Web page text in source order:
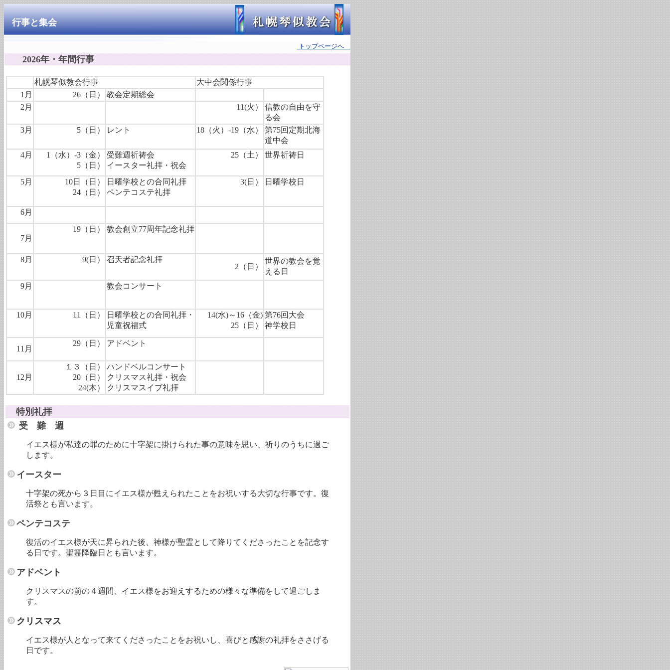
行事と集会
トップページへ
2026年・年間行事
札幌琴似教会行事
大中会関係行事
1月
26（日）
教会定期総会
2月
11(火）
信教の自由を守
る会
3月
5（日） レント 18（火）-19（水）
第75回定期北海
道中会
4月
1（水）-3（金）
5（日）
受難週祈祷会
イースター礼拝・祝会
25（土） 世界祈祷日
5月
10日（日）
24（日）
日曜学校との合同礼拝
ペンテコステ礼拝
3(日） 日曜学校日
6月
7月
19（日） 教会創立77周年記念礼拝
8月 9(日）
召天者記念礼拝
2（日）
世界の教会を覚
える日
9月
教会コンサート
10月 11（日）
日曜学校との合同礼拝・
児童祝福式
14(水)～16（金)
25（日）
第76回大会
神学校日
11月
29（日） アドベント
12月
１３（日）
20（日）
24(木）
ハンドベルコンサート
クリスマス礼拝・祝会
クリスマスイブ礼拝
特別礼拝
受 難 週
イエス様が私達の罪のために十字架に掛けられた事の意味を思い、祈りのうちに過ご
します。
イースター
十字架の死から３日目にイエス様が甦えられたことをお祝いする大切な行事です。復
活祭とも言います。
ペンテコステ
復活のイエス様が天に昇られた後、神様が聖霊として降りてくださったことを記念す
る日です。聖霊降臨日とも言います。
アドベント
クリスマスの前の４週間、イエス様をお迎えするための様々な準備をして過ごしま
す。
クリスマス
イエス様が人となって来てくださったことをお祝いし、喜びと感謝の礼拝をささげる
日です。